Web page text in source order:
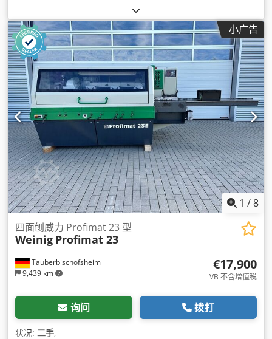
小广告
1 /8
Tauberbischofsheim
9,439 km
四面刨威力 Profimat 23 型
Weinig Profimat 23
€17,900
VB 不含增值税
询问 拨打
状况: 二手,